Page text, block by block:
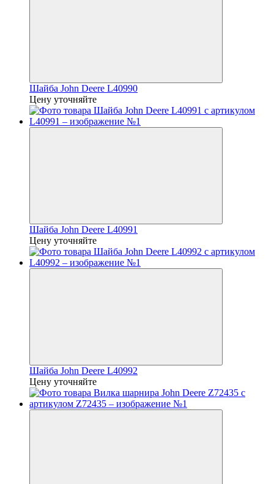
Шайба John Deere L40990
Цену уточняйте
Шайба John Deere L40991
Цену уточняйте
Шайба John Deere L40992
Цену уточняйте